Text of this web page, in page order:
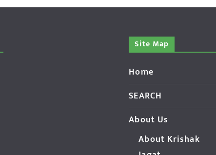
Site Map
Home
SEARCH
About Us
About Krishak